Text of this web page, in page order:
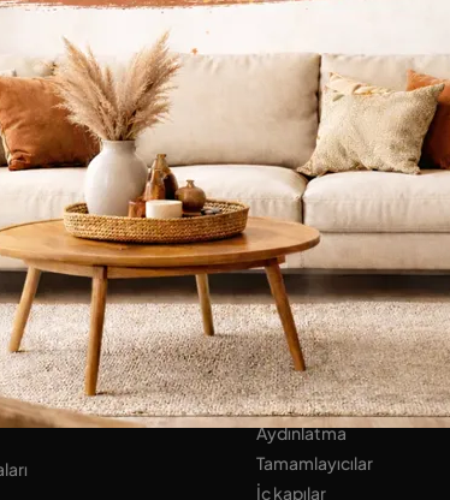
Banyo Mobilyaları
UYKU ALANI
Yataklar
Yatak başı sehpaları
Gardıroplar
EV AKSESUARLARI
Aydınlatma
Tamamlayıcılar
İç kapılar